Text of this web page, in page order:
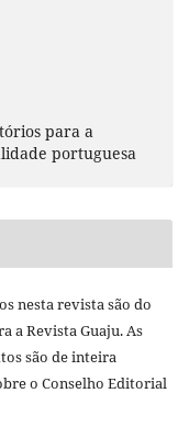
para a
portuguesa
nesta revista são do
a Revista Guaju. As
são de inteira
o Conselho Editorial